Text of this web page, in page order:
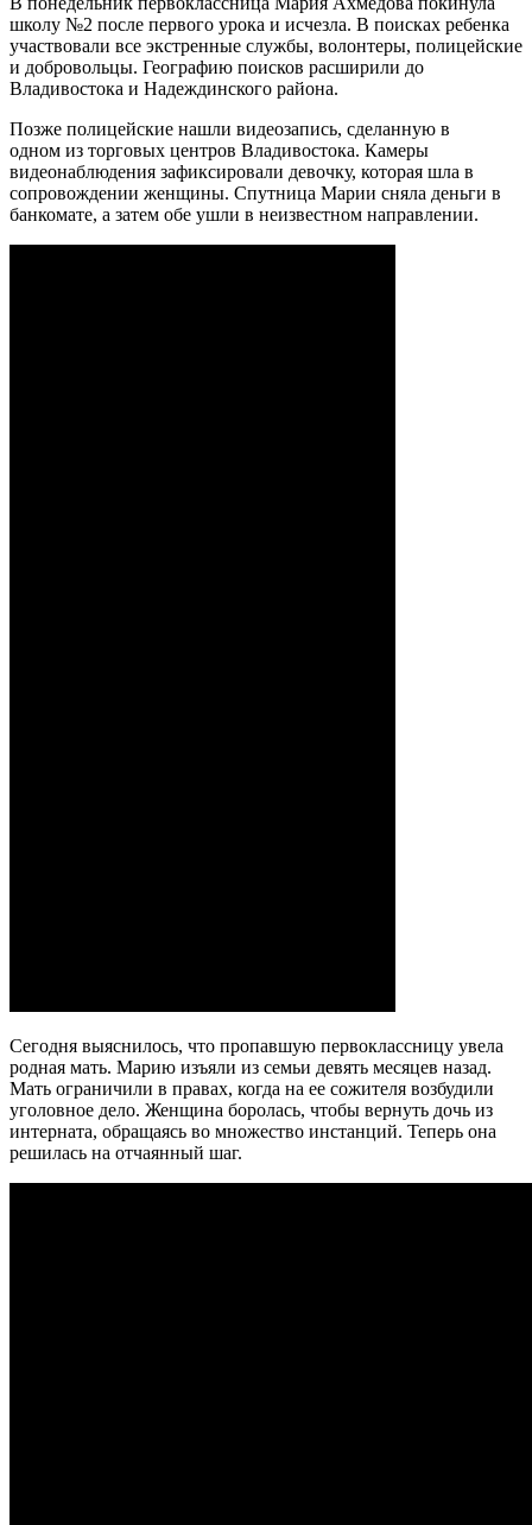
школу №2 после первого урока и исчезла. В поисках ребенка
участвовали все экстренные службы, волонтеры, полицейские
и добровольцы. Географию поисков расширили до
Владивостока и Надеждинского района.
Позже полицейские нашли видеозапись, сделанную в
одном из торговых центров Владивостока. Камеры
видеонаблюдения зафиксировали девочку, которая шла в
сопровождении женщины. Спутница Марии сняла деньги в
банкомате, а затем обе ушли в неизвестном направлении.
Сегодня выяснилось, что пропавшую первоклассницу увела
родная мать. Марию изъяли из семьи девять месяцев назад.
Мать ограничили в правах, когда на ее сожителя возбудили
уголовное дело. Женщина боролась, чтобы вернуть дочь из
интерната, обращаясь во множество инстанций. Теперь она
решилась на отчаянный шаг.